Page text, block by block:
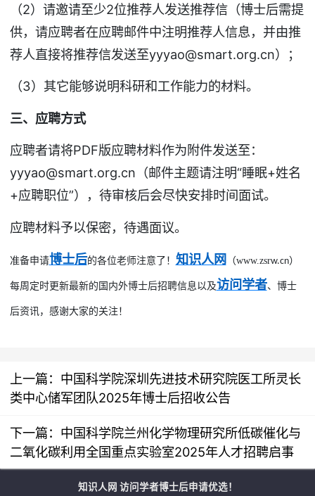
（2）请邀请至少2位推荐人发送推荐信（博士后需提
供，请应聘者在应聘邮件中注明推荐人信息，并由推
荐人直接将推荐信发送至yyyao@smart.org.cn）；
（3）其它能够说明科研和工作能力的材料。
三、应聘方式
应聘者请将PDF版应聘材料作为附件发送至：
yyyao@smart.org.cn（邮件主题请注明“睡眠+姓名
+应聘职位”），待审核后会尽快安排时间面试。
应聘材料予以保密，待遇面议。
准备申请博士后的各位老师注意了！ 知识人网 （www.zsrw.cn）
每周定时更新最新的国内外博士后招聘信息以及访问学者、博士
后资讯，感谢大家的关注！
上一篇： 中国科学院深圳先进技术研究院医工所灵长
类中心储军团队2025年博士后招收公告
下一篇： 中国科学院兰州化学物理研究所低碳催化与
二氧化碳利用全国重点实验室2025年人才招聘启事
知识人网 访问学者博士后申请优选！